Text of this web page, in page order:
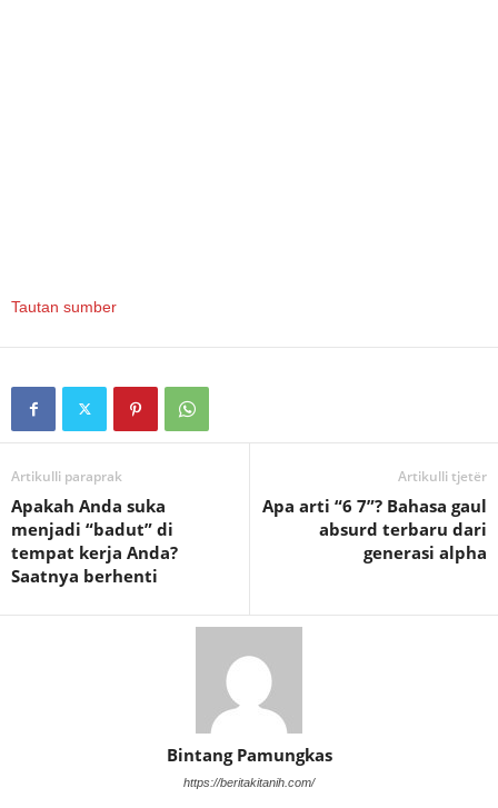
Tautan sumber
Artikulli paraprak
Apakah Anda suka
menjadi “badut” di
tempat kerja Anda?
Saatnya berhenti
Artikulli tjetër
Apa arti “6 7”? Bahasa gaul
absurd terbaru dari
generasi alpha
Bintang Pamungkas
https://beritakitanih.com/